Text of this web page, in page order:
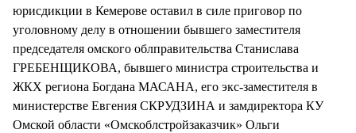
юрисдикции в Кемерове оставил в силе приговор по
уголовному делу в отношении бывшего заместителя
председателя омского облправительства Станислава
ГРЕБЕНЩИКОВА, бывшего министра строительства и
ЖКХ региона Богдана МАСАНА, его экс-заместителя в
министерстве Евгения СКРУДЗИНА и замдиректора КУ
Омской области «Омскоблстройзаказчик» Ольги